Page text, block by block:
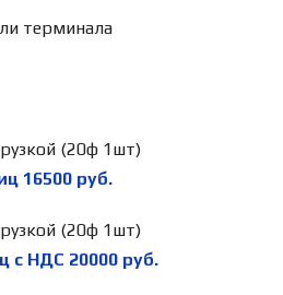
терминала
(20ф 1шт)
16500 руб.
(20ф 1шт)
с НДС 20000 руб.